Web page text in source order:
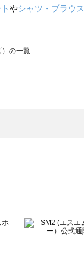
やシャツ・ブラウス
の一覧
スモス）の一覧
の一覧